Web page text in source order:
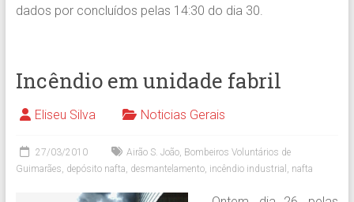
dados por concluídos pelas 14:30 do dia 30.
Incêndio em unidade fabril
Eliseu Silva Noticias Gerais
27/03/2010 Airão S. João, Bombeiros Voluntários de
Guimarães, depósito nafta, desmantelamento, incêndio industrial , nafta